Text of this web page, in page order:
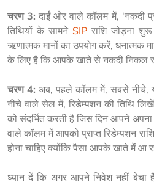
चरण 3: दाईं ओर वाले कॉलम में, 'नकदी
तिथियों के सामने SIP राशि जोड़ना
ऋणात्मक मानों का उपयोग करें, धनात्मक
के लिए है कि आपके खाते से नकदी निकल
चरण 4: अब, पहले कॉलम में, सबसे नीचे,
नीचे वाले सेल में, रिडेम्पशन की तिथि
को संदर्भित करती है जिस दिन आपने
वाले कॉलम में आपको प्राप्त रिडेम्पशन
होना चाहिए क्योंकि पैसा आपके खाते में आ
ध्यान दें कि अगर आपने निवेश नहीं बेचा